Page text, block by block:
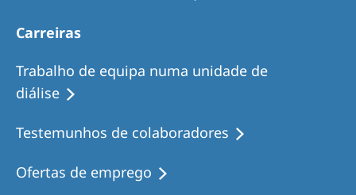
Carreiras
Trabalho de equipa numa unidade de
diálise
Testemunhos de colaboradores
Ofertas de emprego